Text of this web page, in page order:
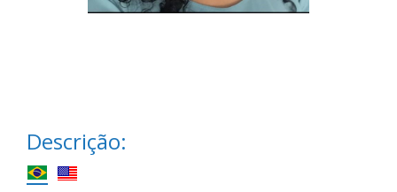
Descrição: